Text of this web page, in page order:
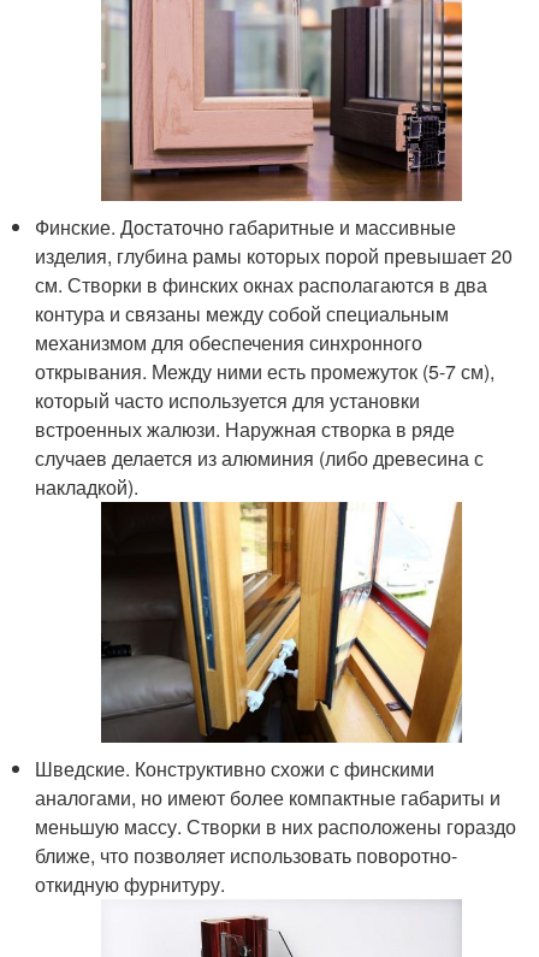
Финские. Достаточно габаритные и массивные
изделия, глубина рамы которых порой превышает 20
см. Створки в финских окнах располагаются в два
контура и связаны между собой специальным
механизмом для обеспечения синхронного
открывания. Между ними есть промежуток (5-7 см),
который часто используется для установки
встроенных жалюзи. Наружная створка в ряде
случаев делается из алюминия (либо древесина с
накладкой).
Шведские. Конструктивно схожи с финскими
аналогами, но имеют более компактные габариты и
меньшую массу. Створки в них расположены гораздо
ближе, что позволяет использовать поворотно-
откидную фурнитуру.